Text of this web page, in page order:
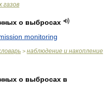
газов
о выбросах
monitoring
> наблюдение и накопление
о выбросах в